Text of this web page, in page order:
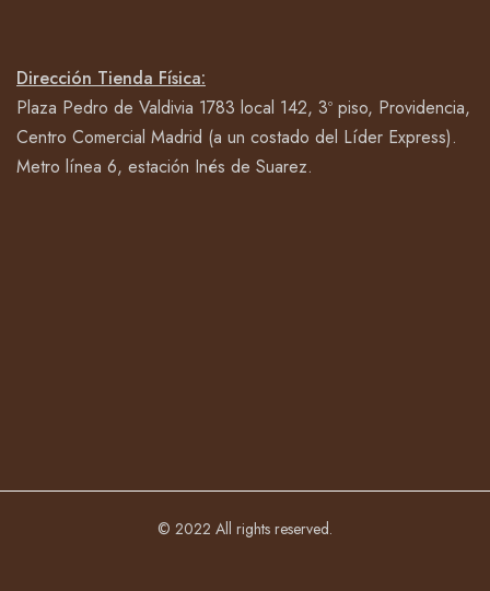
Dirección Tienda Física:
Plaza Pedro de Valdivia 1783 local 142, 3º piso, Providencia,
Centro Comercial Madrid (a un costado del Líder Express).
Metro línea 6, estación Inés de Suarez.
© 2022 All rights reserved.